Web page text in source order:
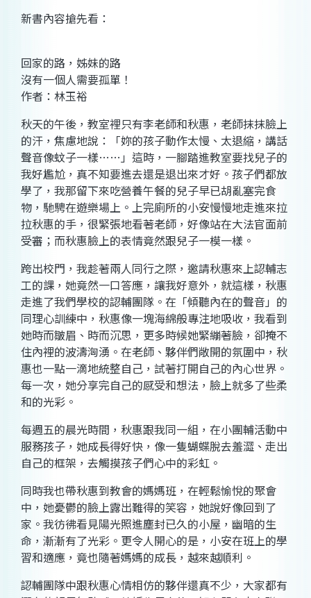
新書內容搶先看：
回家的路，姊妹的路
沒有一個人需要孤單！
作者：林玉裕
秋天的午後，教室裡只有李老師和秋惠，老師抹抹臉上
的汗，焦慮地說：「妳的孩子動作太慢、太退縮，講話
聲音像蚊子一樣……」這時，一腳踏進教室要找兒子的
我好尷尬，真不知要進去還是退出來才好。孩子們都放
學了，我那留下來吃營養午餐的兒子早已胡亂塞完食
物，馳騁在遊樂場上。上完廁所的小安慢慢地走進來拉
拉秋惠的手，很緊張地看著老師，好像站在大法官面前
受審；而秋惠臉上的表情竟然跟兒子一模一樣。
跨出校門，我趁著兩人同行之際，邀請秋惠來上認輔志
工的課，她竟然一口答應，讓我好意外，就這樣，秋惠
走進了我們學校的認輔團隊。在「傾聽內在的聲音」的
同理心訓練中，秋惠像一塊海綿般專注地吸收，我看到
她時而皺眉、時而沉思，更多時候她緊繃著臉，卻掩不
住內裡的波濤洶湧。在老師、夥伴們敞開的氛圍中，秋
惠也一點一滴地統整自己，試著打開自己的內心世界。
每一次，她分享完自己的感受和想法，臉上就多了些柔
和的光彩。
每週五的晨光時間，秋惠跟我同一組，在小團輔活動中
服務孩子，她成長得好快，像一隻蝴蝶脫去羞澀、走出
自己的框架，去觸摸孩子們心中的彩虹。
同時我也帶秋惠到教會的媽媽班，在輕鬆愉悅的聚會
中，她憂鬱的臉上露出難得的笑容，她說好像回到了
家。我彷彿看見陽光照進塵封已久的小屋，幽暗的生
命，漸漸有了光彩。更令人開心的是，小安在班上的學
習和適應，竟也隨著媽媽的成長，越來越順利。
認輔團隊中跟秋惠心情相仿的夥伴還真不少，大家都有